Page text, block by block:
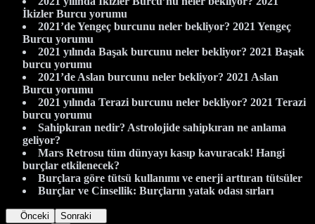
İkizler Burcu yorumu
2021’de Yengeç burcunu neler bekliyor? 2021 Yengeç
Burcu yorumu
2021 yılında Başak burcunu neler bekliyor? 2021 Başak
burcu yorumu
2021’de Aslan burcunu neler bekliyor? 2021 Aslan
Burcu yorumu
2021 yılında Terazi burcunu neler bekliyor? 2021 Terazi
burcu yorumu
Sahipkıran nedir? Astrolojide sahipkıran ne anlama
geliyor?
Mars Retrosu tüm dünyayı kasıp kavuracak! Hangi
burçlar etkilenecek?
Burçlara göre tütsü kullanımı ve enerji arttıran tütsüler
Burçlar ve Cinsellik: Burçların yatak odası sırları
Önceki Sonraki